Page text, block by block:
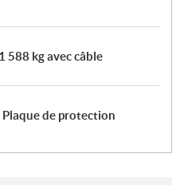
588 kg avec câble
de protection